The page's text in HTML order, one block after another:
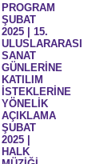
PROGRAM
ŞUBAT
2025 | 15.
ULUSLARARASI
SANAT
GÜNLERİNE
KATILIM
İSTEKLERİNE
YÖNELİK
AÇIKLAMA
ŞUBAT
2025 |
HALK